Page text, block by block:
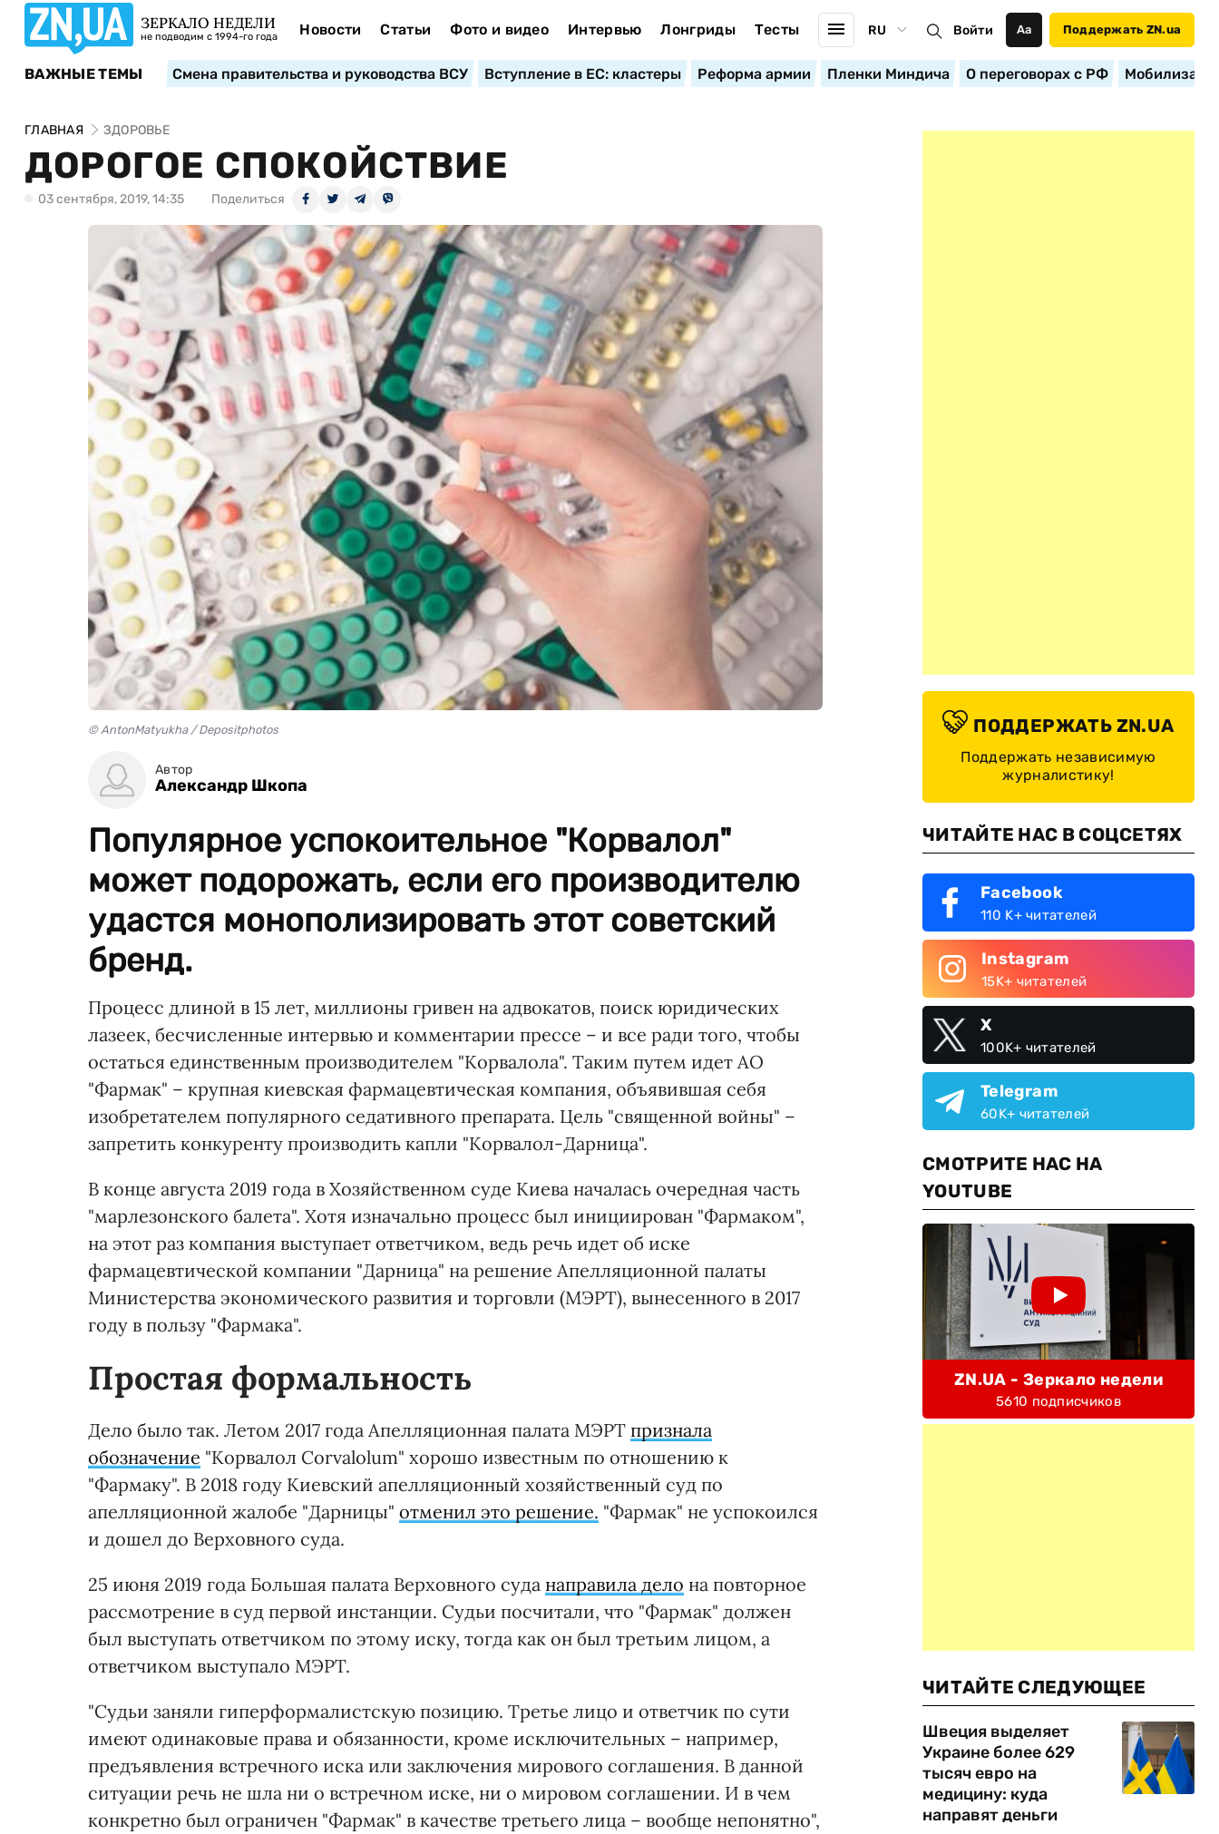
ЗЕРКАЛО НЕДЕЛИ
не подводим с 1994-го года Новости Статьи Фото и видео Интервью Лонгриды Тесты RU Войти Аа Поддержать ZN.ua
ВАЖНЫЕ ТЕМЫ Смена правительства и руководства ВСУ Вступление в ЕС: кластеры Реформа армии Пленки Миндича О переговорах с РФ
ГЛАВНАЯ ЗДОРОВЬЕ
ДОРОГОЕ СПОКОЙСТВИЕ
03 сентября, 2019, 14:35 Поделиться
© AntonMatyukha / Depositphotos
Автор
Александр Шкопа
Популярное успокоительное "Корвалол"
может подорожать, если его производителю
удастся монополизировать этот советский
бренд.
Процесс длиной в 15 лет, миллионы гривен на адвокатов, поиск юридических
лазеек, бесчисленные интервью и комментарии прессе – и все ради того, чтобы
остаться единственным производителем "Корвалола". Таким путем идет АО
"Фармак" – крупная киевская фармацевтическая компания, объявившая себя
изобретателем популярного седативного препарата. Цель "священной войны" –
запретить конкуренту производить капли "Корвалол-Дарница".
В конце августа 2019 года в Хозяйственном суде Киева началась очередная часть
"марлезонского балета". Хотя изначально процесс был инициирован "Фармаком",
на этот раз компания выступает ответчиком, ведь речь идет об иске
фармацевтической компании "Дарница" на решение Апелляционной палаты
Министерства экономического развития и торговли (МЭРТ), вынесенного в 2017
году в пользу "Фармака".
Простая формальность
Дело было так. Летом 2017 года Апелляционная палата МЭРТ признала
обозначение "Корвалол Corvalolum" хорошо известным по отношению к
"Фармаку". В 2018 году Киевский апелляционный хозяйственный суд по
апелляционной жалобе "Дарницы" отменил это решение. "Фармак" не успокоился
и дошел до Верховного суда.
25 июня 2019 года Большая палата Верховного суда направила дело на повторное
рассмотрение в суд первой инстанции. Судьи посчитали, что "Фармак" должен
был выступать ответчиком по этому иску, тогда как он был третьим лицом, а
ответчиком выступало МЭРТ.
"Судьи заняли гиперформалистскую позицию. Третье лицо и ответчик по сути
имеют одинаковые права и обязанности, кроме исключительных – например,
предъявления встречного иска или заключения мирового соглашения. В данной
ситуации речь не шла ни о встречном иске, ни о мировом соглашении. И в чем
конкретно был ограничен "Фармак" в качестве третьего лица – вообще непонятно",
ПОДДЕРЖАТЬ ZN.UA
Поддержать независимую
журналистику!
ЧИТАЙТЕ НАС В СОЦСЕТЯХ
Facebook
110 K+ читателей
Instagram
15K+ читателей
X
100K+ читателей
Telegram
60K+ читателей
СМОТРИТЕ НАС НА
YOUTUBE
ZN.UA - Зеркало недели
5610 подписчиков
ЧИТАЙТЕ СЛЕДУЮЩЕЕ
Швеция выделяет
Украине более 629
тысяч евро на
медицину: куда
направят деньги